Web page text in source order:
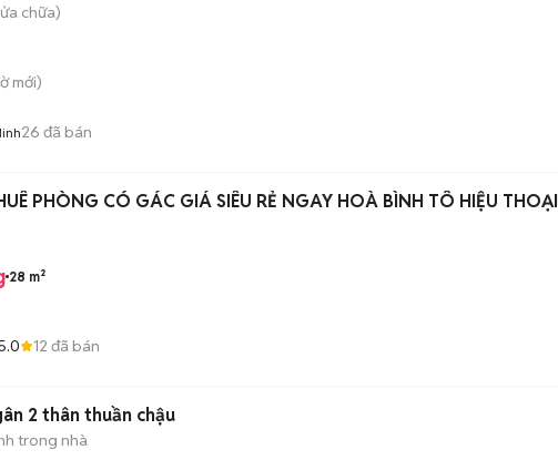
chữa)
mới)
26 đã bán
PHÒNG CÓ GÁC GIÁ SIÊU RẺ NGAY HOÀ BÌNH TÔ HIỆU THOẠI
28 m²
12 đã bán
2 thân thuần chậu
trong nhà